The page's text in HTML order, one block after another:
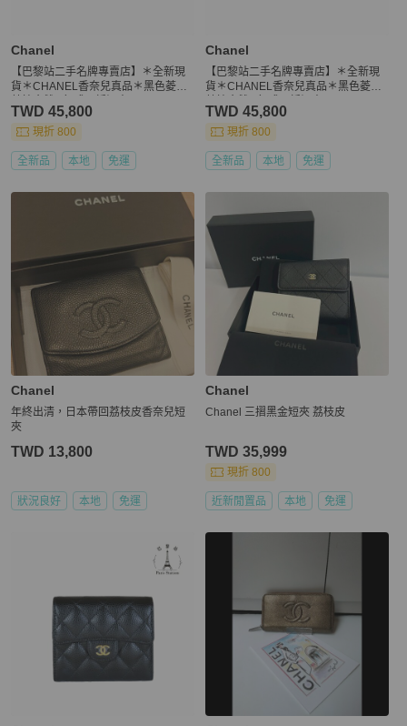
Chanel
【巴黎站二手名牌專賣店】＊全新現
貨＊CHANEL香奈兒真品＊黑色菱格
TWD 45,800
現折 800
全新品 本地 免運
Chanel
【巴黎站二手名牌專賣店】＊全新現
貨＊CHANEL香奈兒真品＊黑色菱格
TWD 45,800
現折 800
全新品 本地 免運
Chanel
年終出清，日本帶回荔枝皮香奈兒短
夾
TWD 13,800
狀況良好 本地 免運
Chanel
Chanel 三摺黑金短夾 荔枝皮
TWD 35,999
現折 800
近新閒置品 本地 免運